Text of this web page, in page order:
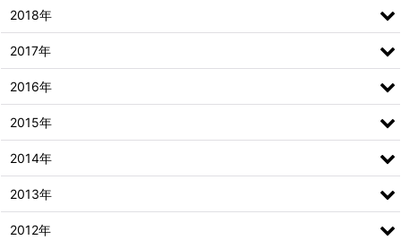
2018年
2017年
2016年
2015年
2014年
2013年
2012年